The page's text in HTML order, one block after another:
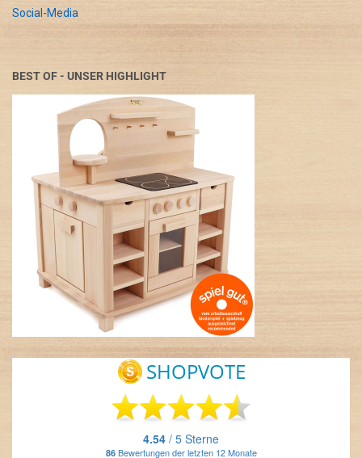
Social-Media
BEST OF - UNSER HIGHLIGHT